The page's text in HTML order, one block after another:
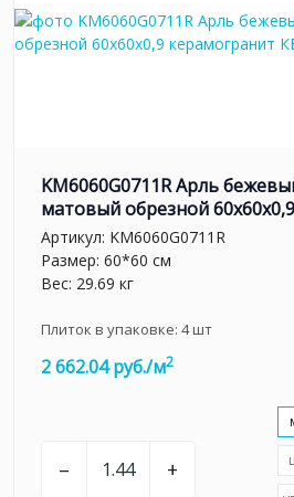
KM6060G0711R Арль
матовый обрезной
Артикул: KM6060G0711R
Размер: 60*60 см
Вес: 29.69 кг
Плиток в упаковке: 4шт
2 662.04 руб./м2
– +